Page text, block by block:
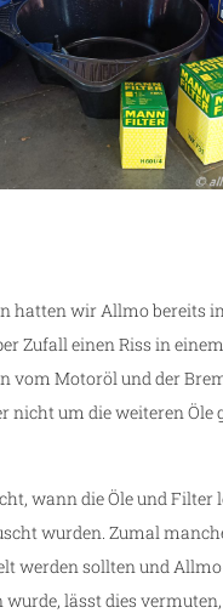
hatten wir Allmo bereits
Zufall einen Riss in
vom Motoröl und der
nicht um die weiteren Öle
wann die Öle und Filter
wurden. Zumal
werden sollten und
lässt dies